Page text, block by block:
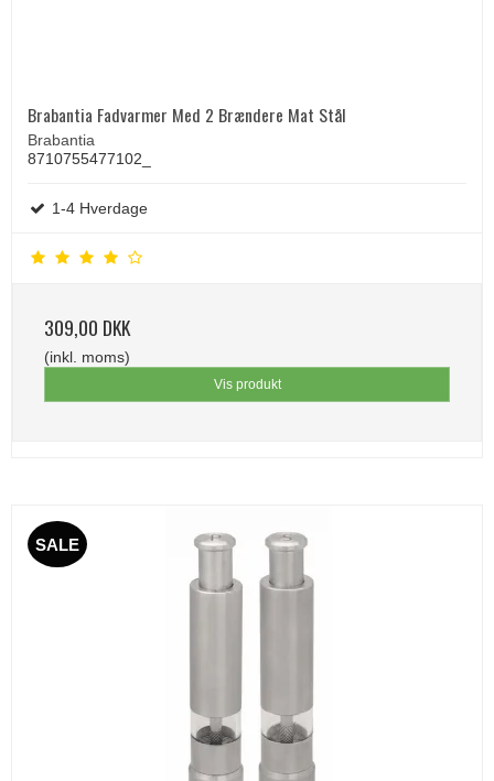
Brabantia Fadvarmer Med 2 Brændere Mat Stål
Brabantia
8710755477102_
1-4 Hverdage
309,00 DKK
(inkl. moms)
Vis produkt
SALE